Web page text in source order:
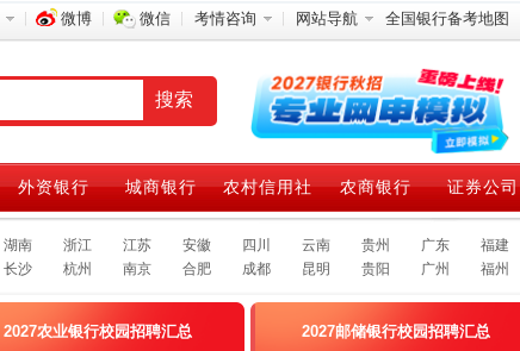
微博 微信 考情咨询 网站导航 全国银行备考地图
外资银行 城商银行 农村信用社 农商银行 证券公司
湖南 浙江 江苏 安徽 四川 云南 贵州 广东
福建
长沙 杭州 南京 合肥 成都 昆明 贵阳 广州 福州
2027农业银行校园招聘汇总 2027邮储银行校园招聘汇总